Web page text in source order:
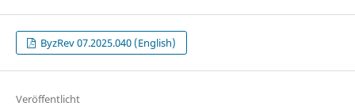
ByzRev 07.2025.040 (English)
Veröffentlicht